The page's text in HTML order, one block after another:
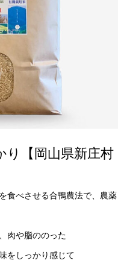
り【岡山県新庄村
食べさせる合鴨農法で、農薬
肉や脂ののった
をしっかり感じて